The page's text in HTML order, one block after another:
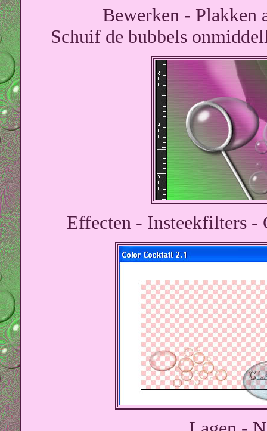
Bewerken - Plakken
Schuif de bubbels
Effecten - Insteekfilters -